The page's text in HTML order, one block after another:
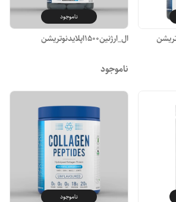
ناموجود
ال_ارژنین1500اپلایدنوتریشن
ناموجود
ناموجود